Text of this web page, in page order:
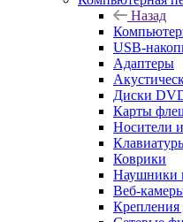
Назад
USB-
Адаптеры
Диски
Карты
Носители
Коврики
Наушники
Веб-